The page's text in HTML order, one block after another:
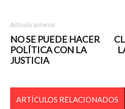
Artículo anterior
NO SE PUEDE HACER
POLÍTICA CON LA
JUSTICIA
ARTÍCULOS RELACIONADOS